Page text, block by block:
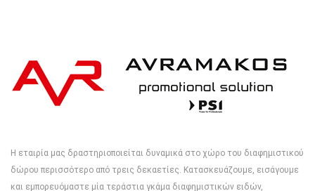
Η εταιρία μας δραστηριοποιείται δυναμικά στο χώρο του διαφημιστικού
δώρου περισσότερο από τρεις δεκαετίες. Κατασκευάζουμε, εισάγουμε
και εμπορευόμαστε μία τεράστια γκάμα διαφημιστικών ειδών,